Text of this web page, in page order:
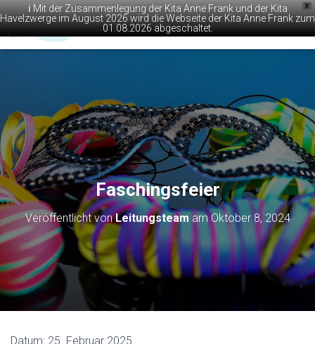
X
ℹ️ Mit der Zusammenlegung der Kita Anne Frank und der Kita
Havelzwerge im August 2026 wird die Webseite der Kita Anne Frank zum
01.08.2026 abgeschaltet.
N
A
A
T
I
O
N
U
M
S
C
H
L
T
E
N
Faschingsfeier
Veröffentlicht vonLeitungsteam amOktober 8, 2024
Datum: 25. Februar 2025